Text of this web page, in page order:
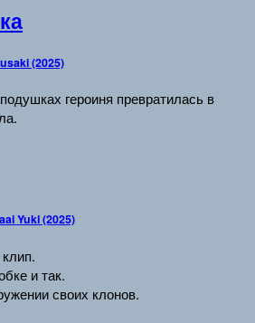
(2025)
героиня превратилась в
Yuki (2025)
и так.
своих клонов.